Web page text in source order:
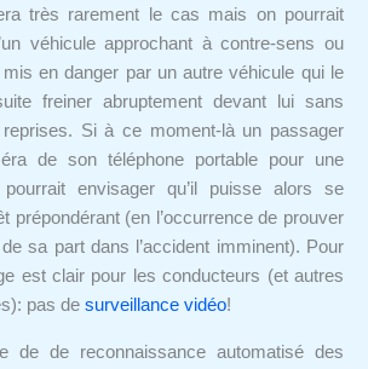
très rarement le cas mais on pourrait
véhicule approchant à contre-sens ou
mis en danger par un autre véhicule qui le
freiner abruptement devant lui sans
Si à ce moment-là un passager
de son téléphone portable pour une
envisager qu’il puisse alors se
prépondérant (en l’occurrence de prouver
de sa part dans l’accident imminent). Pour
est clair pour les conducteurs (et autres
pas de surveillance vidéo!
de de reconnaissance automatisé des